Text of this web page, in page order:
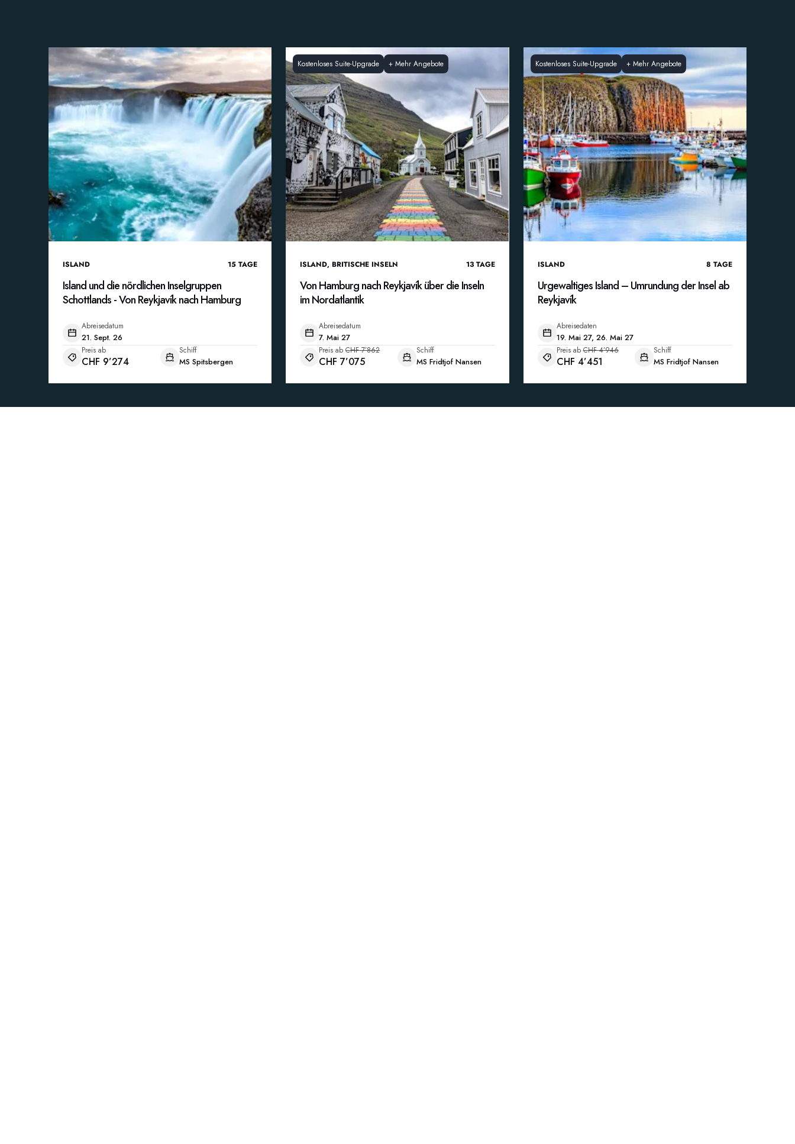
ISLAND 15 TAGE
Island und die nördlichen Inselgruppen
Schottlands - Von Reykjavík nach Hamburg
Abreisedatum
21. Sept. 26
Preis ab
CHF 9’274
Schiff
MS Spitsbergen
Kostenloses Suite-Upgrade +Mehr Angebote
ISLAND,BRITISCHE INSELN 13 TAGE
Von Hamburg nach Reykjavík über die Inseln
im Nordatlantik
Abreisedatum
7. Mai 27
Preis ab CHF 7’862
CHF 7’075
Schiff
MS Fridtjof Nansen
Kostenloses Suite-Upgrade + Mehr Angebote
ISLAND 8 TAGE
Urgewaltiges Island – Umrundung der Insel ab
Reykjavík
Abreisedaten
19. Mai 27, 26. Mai 27
Preis ab CHF 4’946
CHF 4’451
Schiff
MS Fridtjof Nansen